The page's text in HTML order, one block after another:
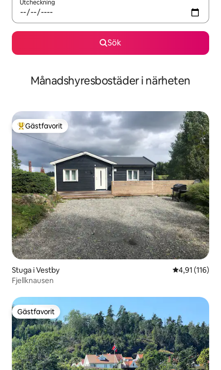
Utcheckning
Sök
Månadshyresbostäder i närheten
Populär gästfavorit
Gästfavorit
Stuga i Vestby 4,91 av 5 i
4,91 (116)
Fjellknausen
Gästfavorit
Gästfavorit